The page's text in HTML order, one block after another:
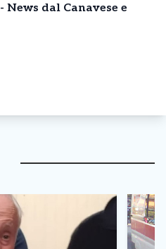
News dal Canavese e